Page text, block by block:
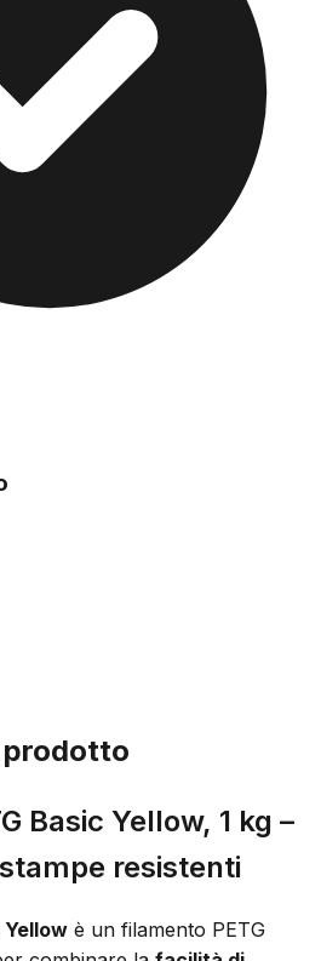
prodotto
Basic Yellow, 1 kg –
resistenti
Yellow è un filamento PETG